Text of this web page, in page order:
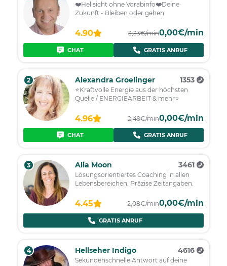
❤️️Hellsicht ohne Vorabinfo❤️️Deine
Zukunft - Bleiben oder gehen
4.90 3,33€/min0,00€/min
CHAT GRATIS ANRUF
2 Alexandra Groelinger 1353
⭐️Kraftvolle Energie aus der höchsten
Quelle / ENERGIEARBEIT & mehr⭐️
4.96 2,49€/min0,00€/min
CHAT GRATIS ANRUF
3 Alia Moon 3461
Lösungsorientiertes Coaching in allen
Lebensbereichen. Präzise Zeitangaben.
4.45 2,08€/min0,00€/min
GRATIS ANRUF
4 Hellseher Indigo 4616
Sekundenschnelle Antwort auf deine